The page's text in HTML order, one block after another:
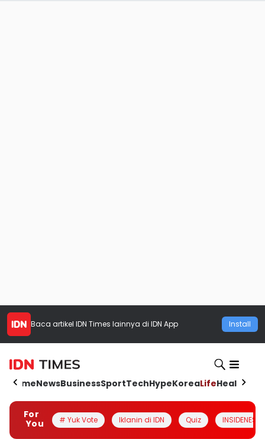
Baca artikel IDN Times lainnya di IDN App Install
HomeNewsBusinessSportTechHypeKoreaLifeHealth
For
You
# Yuk Vote Iklanin di IDN Quiz INSIDENESIA